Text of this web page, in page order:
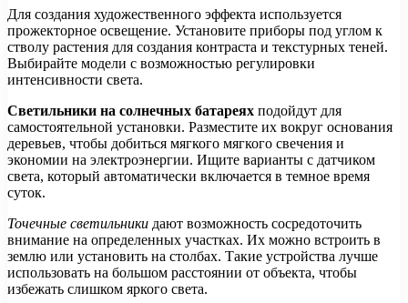
Для создания художественного эффекта используется
прожекторное освещение. Установите приборы под углом к
стволу растения для создания контраста и текстурных теней.
Выбирайте модели с возможностью регулировки
интенсивности света.
Светильники на солнечных батареях подойдут для
самостоятельной установки. Разместите их вокруг основания
деревьев, чтобы добиться мягкого мягкого свечения и
экономии на электроэнергии. Ищите варианты с датчиком
света, который автоматически включается в темное время
суток.
Точечные светильники дают возможность сосредоточить
внимание на определенных участках. Их можно встроить в
землю или установить на столбах. Такие устройства лучше
использовать на большом расстоянии от объекта, чтобы
избежать слишком яркого света.